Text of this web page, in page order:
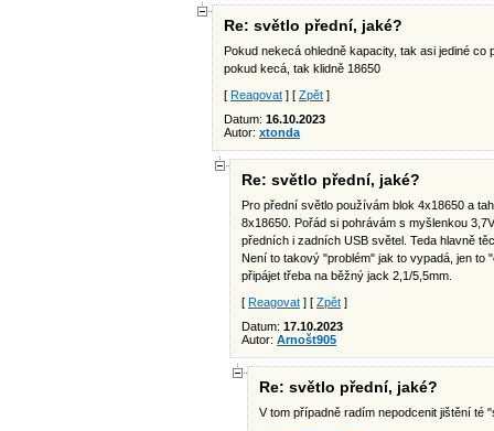
Re: světlo přední, jaké?
Pokud nekecá ohledně kapacity, tak asi jediné
pokud kecá, tak klidně 18650
[ Reagovat ] [ Zpět ]
Datum: 16.10.2023
Autor: xtonda
Re: světlo přední, jaké?
Pro přední světlo používám blok 4x18650 a
8x18650. Pořád si pohrávám s myšlenkou
předních i zadních USB světel. Teda hlavně
Není to takový "problém" jak to vypadá, jen to
připájet třeba na běžný jack 2,1/5,5mm.
[ Reagovat ] [ Zpět ]
Datum: 17.10.2023
Autor: Arnošt905
Re: světlo přední, jaké?
V tom případně radím nepodcenit jištění té